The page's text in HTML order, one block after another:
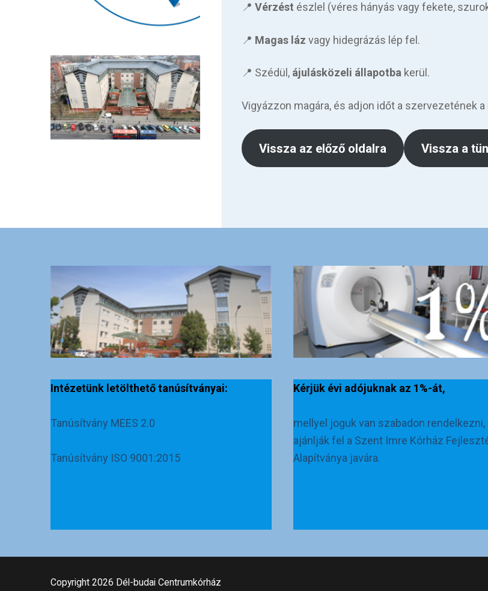
📍Vérzést észlel (véres hányás vagy fekete,
📍 Magas láz vagy hidegrázás lép fel.
📍 Szédül, ájulásközeli állapotba kerül.
Vigyázzon magára, és adjon időt a szervezetének
Vissza az előző oldalra Vissza a
Intézetünk letölthető tanúsítványai:
Tanúsítvány MEES 2.0
Tanúsítvány ISO 9001:2015
Kérjük évi adójuknak az 1%-át,
mellyel joguk van szabadon rendelkezni,
ajánlják fel a Szent Imre Kórház
Alapítványa javára.
Copyright 2026 Dél-budai Centrumkórház